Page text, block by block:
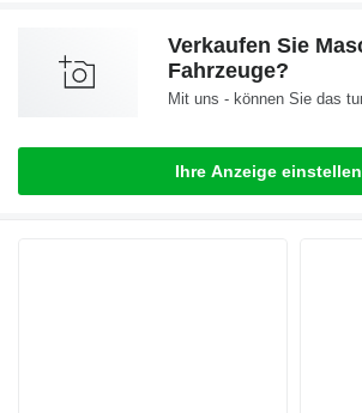
Verkaufen Sie
Fahrzeuge?
Mit uns - können Sie das
Ihre Anzeige einstellen